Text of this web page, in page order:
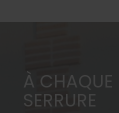
À CHAQUE
SERRURE